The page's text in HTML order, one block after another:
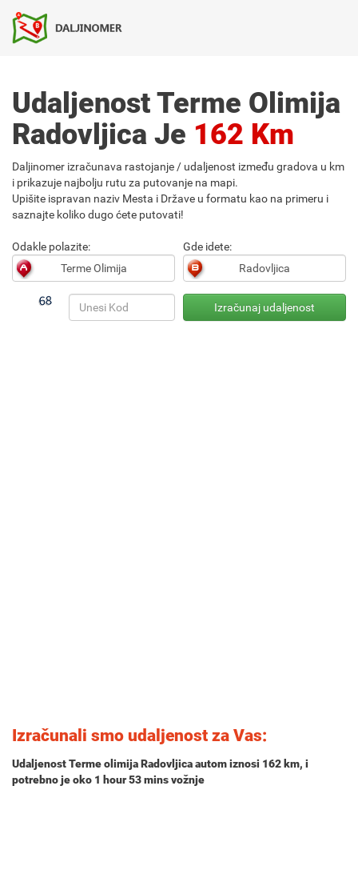
Udaljenost Terme Olimija
Radovljica Je 162 Km
Daljinomer izračunava rastojanje / udaljenost između gradova u km
i prikazuje najbolju rutu za putovanje na mapi.
Upišite ispravan naziv Mesta i Države u formatu kao na primeru i
saznajte koliko dugo ćete putovati!
Odakle polazite: Gde idete:
Izračunali smo udaljenost za Vas:
Udaljenost Terme olimija Radovljica autom iznosi 162 km, i
potrebno je oko 1 hour 53 minsvožnje